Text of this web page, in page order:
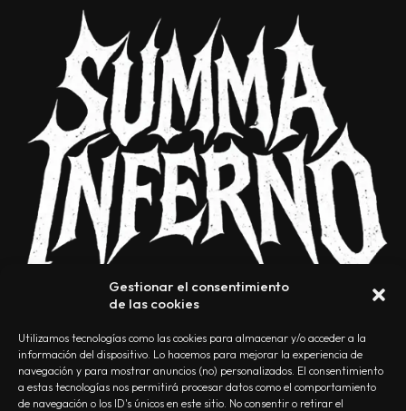
Gestionar el consentimiento
de las cookies
Utilizamos tecnologías como las cookies para almacenar y/o acceder a la
información del dispositivo. Lo hacemos para mejorar la experiencia de
navegación y para mostrar anuncios (no) personalizados. El consentimiento
a estas tecnologías nos permitirá procesar datos como el comportamiento
de navegación o los ID's únicos en este sitio. No consentir o retirar el
NOSOTROS CONTACTO EDITORIAL POLÍTICA DE PRIVACIDAD